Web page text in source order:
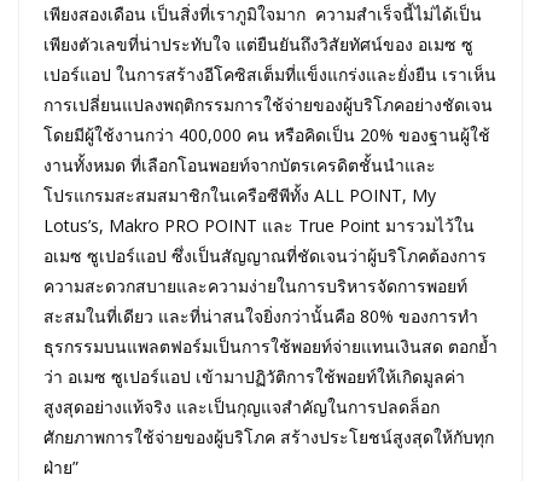
เพียงสองเดือน เป็นสิ่งที่เราภูมิใจมาก ความสำเร็จนี้ไม่ได้เป็น
เพียงตัวเลขที่น่าประทับใจ แต่ยืนยันถึงวิสัยทัศน์ของ อเมซ ซู
เปอร์แอป ในการสร้างอีโคซิสเต็มที่แข็งแกร่งและยั่งยืน เราเห็น
การเปลี่ยนแปลงพฤติกรรมการใช้จ่ายของผู้บริโภคอย่างชัดเจน
โดยมีผู้ใช้งานกว่า 400,000 คน หรือคิดเป็น 20% ของฐานผู้ใช้
งานทั้งหมด ที่เลือกโอนพอยท์จากบัตรเครดิตชั้นนำและ
โปรแกรมสะสมสมาชิกในเครือซีพีทั้ง ALL POINT, My
Lotus’s, Makro PRO POINT และ True Point มารวมไว้ใน
อเมซ ซูเปอร์แอป ซึ่งเป็นสัญญาณที่ชัดเจนว่าผู้บริโภคต้องการ
ความสะดวกสบายและความง่ายในการบริหารจัดการพอยท์
สะสมในที่เดียว และที่น่าสนใจยิ่งกว่านั้นคือ 80% ของการทำ
ธุรกรรมบนแพลตฟอร์มเป็นการใช้พอยท์จ่ายแทนเงินสด ตอกย้ำ
ว่า อเมซ ซูเปอร์แอป เข้ามาปฏิวัติการใช้พอยท์ให้เกิดมูลค่า
สูงสุดอย่างแท้จริง และเป็นกุญแจสำคัญในการปลดล็อก
ศักยภาพการใช้จ่ายของผู้บริโภค สร้างประโยชน์สูงสุดให้กับทุก
ฝ่าย”